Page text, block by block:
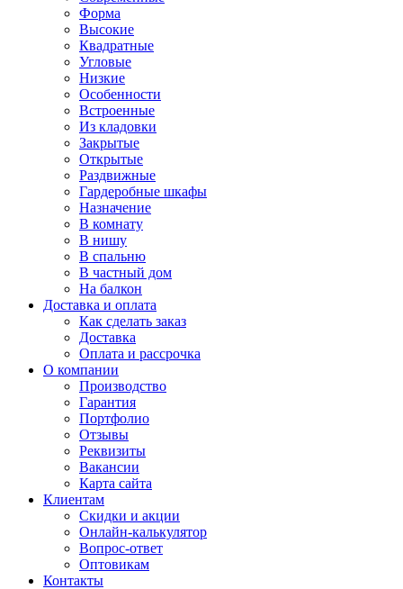
Форма
Высокие
Квадратные
Угловые
Низкие
Особенности
Встроенные
Из кладовки
Закрытые
Открытые
Раздвижные
Гардеробные шкафы
Назначение
В комнату
В нишу
В спальню
В частный дом
На балкон
Доставка и оплата
Как сделать заказ
Доставка
Оплата и рассрочка
О компании
Производство
Гарантия
Портфолио
Отзывы
Реквизиты
Вакансии
Карта сайта
Клиентам
Скидки и акции
Онлайн-калькулятор
Вопрос-ответ
Оптовикам
Контакты